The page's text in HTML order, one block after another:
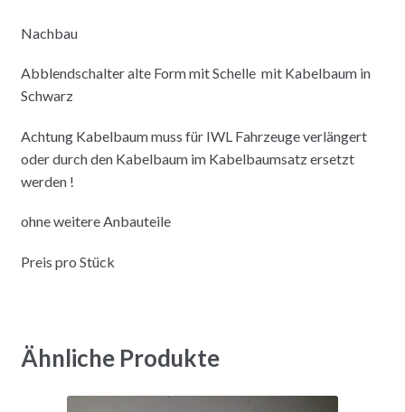
Nachbau
Abblendschalter alte Form mit Schelle mit Kabelbaum in
Schwarz
Achtung Kabelbaum muss für IWL Fahrzeuge verlängert
oder durch den Kabelbaum im Kabelbaumsatz ersetzt
werden !
ohne weitere Anbauteile
Preis pro Stück
Ähnliche Produkte